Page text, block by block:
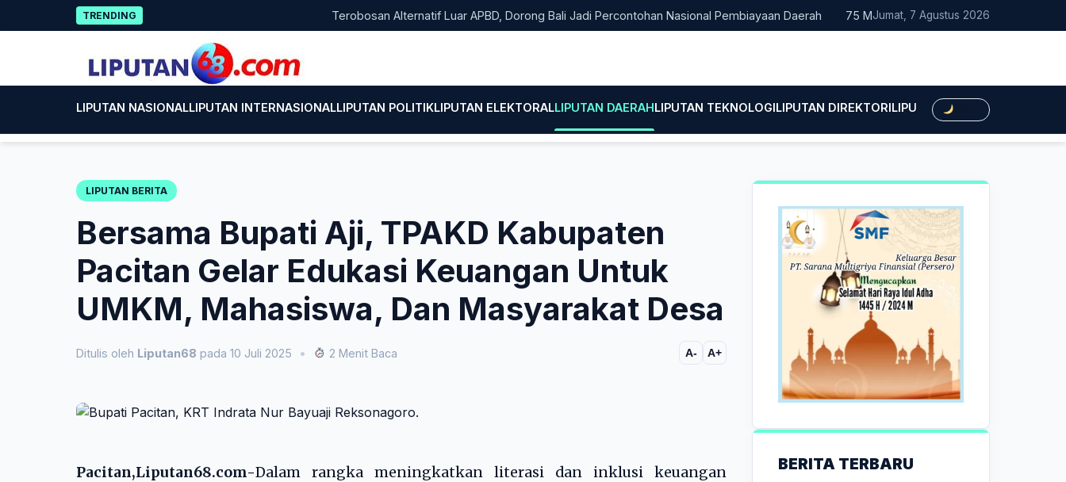
to
TRENDING Terobosan Alternatif Luar APBD, Dorong Bali Jadi Percontohan Nasional Pembiayaan Daerah 75 Mahasiswa Fakultas Hukum UMTS Resmi
Jumat, 7 Agustus 2026
LIPUTAN NASIONALLIPUTAN INTERNASIONALLIPUTAN POLITIKLIPUTAN ELEKTORALLIPUTAN DAERAHLIPUTAN TEKNOLOGILIPUTAN DIREKTORILIPUTAN HUKUMLIPUTAN
LIPUTAN BERITA
Bersama Bupati Aji, TPAKD Kabupaten
Pacitan Gelar Edukasi Keuangan Untuk
UMKM, Mahasiswa, Dan Masyarakat Desa
Ditulis oleh Liputan68 pada 10 Juli 2025 • 2 Menit Baca A- A+
Pacitan,Liputan68.com-Dalam rangka meningkatkan literasi dan inklusi keuangan
BERITA TERBARU